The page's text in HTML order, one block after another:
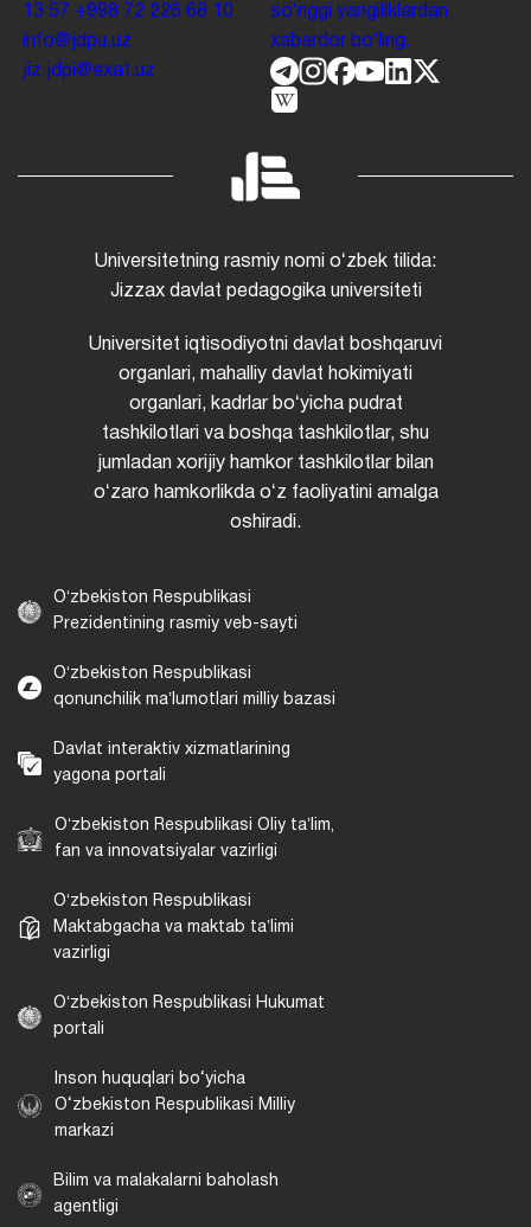
13 57 +998 72 226 68 10
info@jdpu.uz
jiz.jdpi@exat.uz
soʻnggi yangiliklardan
xabardor boʻling.
Universitetning rasmiy nomi oʻzbek tilida:
Jizzax davlat pedagogika universiteti
Universitet iqtisodiyotni davlat boshqaruvi
organlari, mahalliy davlat hokimiyati
organlari, kadrlar boʻyicha pudrat
tashkilotlari va boshqa tashkilotlar, shu
jumladan xorijiy hamkor tashkilotlar bilan
oʻzaro hamkorlikda oʻz faoliyatini amalga
oshiradi.
Oʻzbekiston Respublikasi
Prezidentining rasmiy veb-sayti
Oʻzbekiston Respublikasi
qonunchilik maʼlumotlari milliy bazasi
Davlat interaktiv xizmatlarining
yagona portali
Oʻzbekiston Respublikasi Oliy taʼlim,
fan va innovatsiyalar vazirligi
Oʻzbekiston Respublikasi
Maktabgacha va maktab taʼlimi
vazirligi
Oʻzbekiston Respublikasi Hukumat
portali
Inson huquqlari bo‘yicha
O‘zbekiston Respublikasi Milliy
markazi
Bilim va malakalarni baholash
agentligi